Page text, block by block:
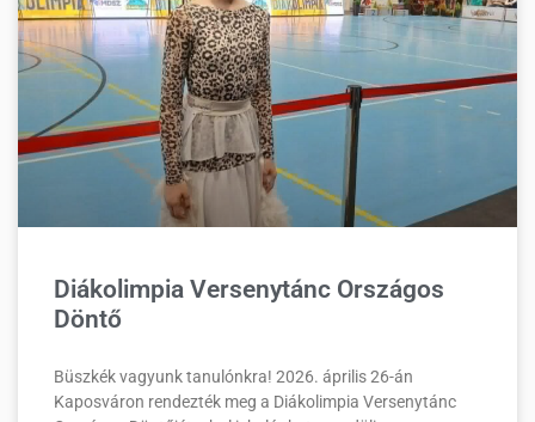
Diákolimpia Versenytánc Országos
Döntő
Büszkék vagyunk tanulónkra! 2026. április 26-án
Kaposváron rendezték meg a Diákolimpia Versenytánc